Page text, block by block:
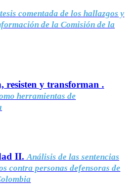
comentada de los hallazgos y
de la Comisión de la
resisten y transforman .
herramientas de
II. Análisis de las sentencias
contra personas defensoras de